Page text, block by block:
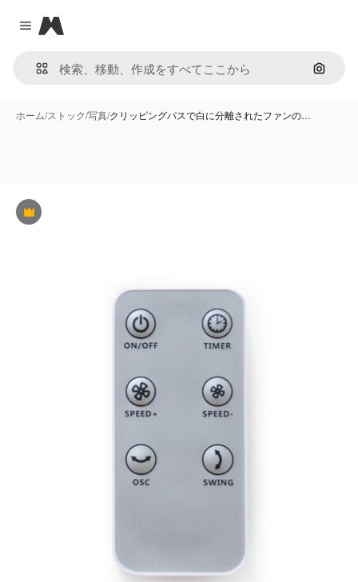
Close menu
Magnific
画像で
ホーム/ストック/写真/クリッピングパスで白に分離されたファンの…
Premium